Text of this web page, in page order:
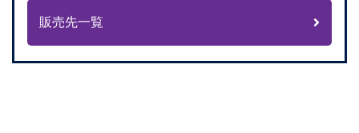
販売先一覧